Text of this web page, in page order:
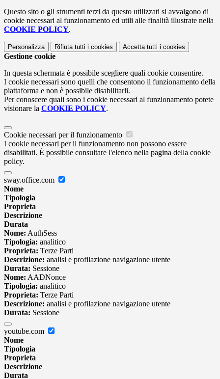
Questo sito o gli strumenti terzi da questo utilizzati si avvalgono di
cookie necessari al funzionamento ed utili alle finalità illustrate nella
COOKIE POLICY.
Personalizza Rifiuta tutti i cookies Accetta tutti i cookies
Gestione cookie
In questa schermata è possibile scegliere quali cookie consentire.
I cookie necessari sono quelli che consentono il funzionamento della
piattaforma e non è possibile disabilitarli.
Per conoscere quali sono i cookie necessari al funzionamento potete
visionare la COOKIE POLICY.
Cookie necessari per il funzionamento
I cookie necessari per il funzionamento non possono essere
disabilitati. È possibile consultare l'elenco nella pagina della cookie
policy.
sway.office.com
Nome
Tipologia
Proprieta
Descrizione
Durata
Nome: AuthSess
Tipologia: analitico
Proprieta: Terze Parti
Descrizione: analisi e profilazione navigazione utente
Durata: Sessione
Nome: AADNonce
Tipologia: analitico
Proprieta: Terze Parti
Descrizione: analisi e profilazione navigazione utente
Durata: Sessione
youtube.com
Nome
Tipologia
Proprieta
Descrizione
Durata